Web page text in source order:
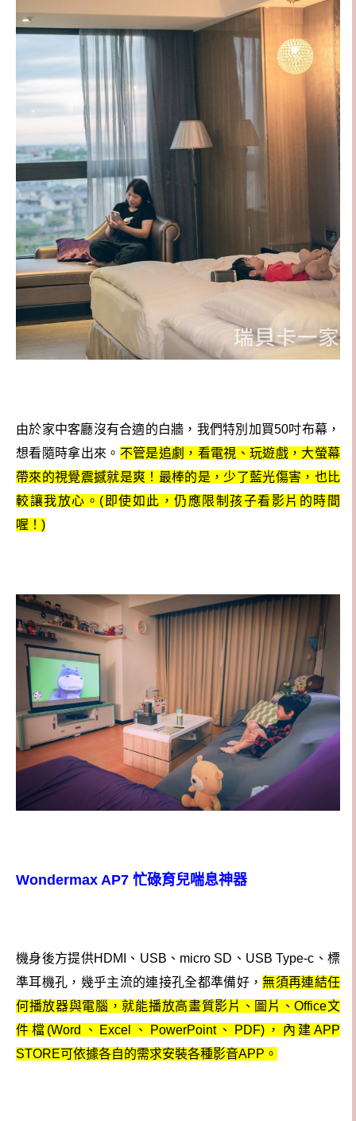
由於家中客廳沒有合適的白牆，我們特別加買50吋布幕，
想看隨時拿出來。 不管是追劇，看電視、玩遊戲，大螢幕
帶來的視覺震撼就是爽！最棒的是，少了藍光傷害，也比
較讓我放心。(即使如此，仍應限制孩子看影片的時間
喔！)
Wondermax AP7 忙碌育兒喘息神器
機身後方提供HDMI、USB、micro SD、USB Type-c、標
準耳機孔，幾乎主流的連接孔全都準備好，無須再連結任
何播放器與電腦，就能播放高畫質影片、圖片、Office文
件檔(Word、Excel、PowerPoint、PDF)，內建APP
STORE可依據各自的需求安裝各種影音APP。